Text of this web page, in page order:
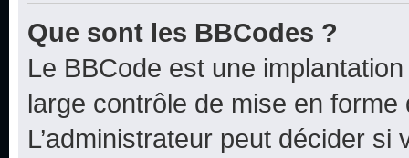
Que sont les BBCodes ?
Le BBCode est une
large contrôle de mise en forme
L’administrateur peut décider